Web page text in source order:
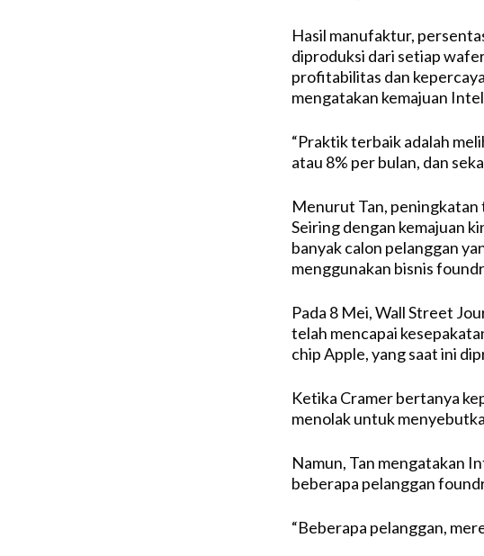
Hasil manufaktur,
diproduksi dari setiap
profitabilitas dan
mengatakan kemajuan
“Praktik terbaik adalah
atau 8% per bulan, dan
Menurut Tan, peningkatan
Seiring dengan kemajuan
banyak calon pelanggan
menggunakan bisnis
Pada 8 Mei, Wall Street
telah mencapai
chip Apple, yang saat ini
Ketika Cramer bertanya
menolak untuk
Namun, Tan mengatakan
beberapa pelanggan
“Beberapa pelanggan,